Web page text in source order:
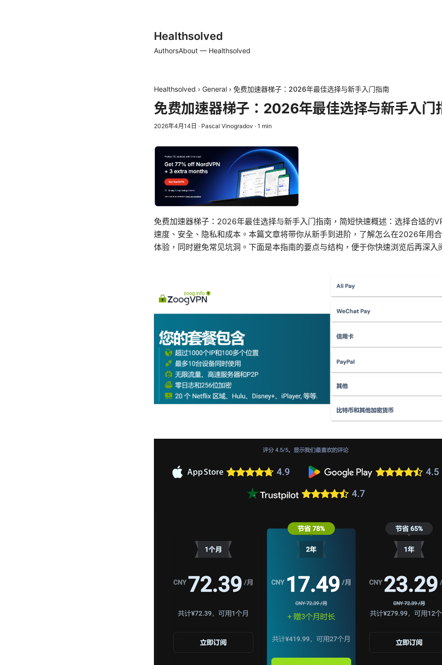
Healthsolved
AuthorsAbout — Healthsolved
Healthsolved › General › 免费加速器梯子：2026年最佳选择与新手入门指南
免费加速器梯子：2026年最佳选择与新手入门
2026年4月14日 · Pascal Vinogradov · 1 min
免费加速器梯子：2026年最佳选择与新手入门指南，简短快速概述：选择合适的
速度、安全、隐私和成本。本篇文章将带你从新手到进阶，了解怎么在2026年用
体验，同时避免常见坑洞。下面是本指南的要点与结构，便于你快速浏览后再深入